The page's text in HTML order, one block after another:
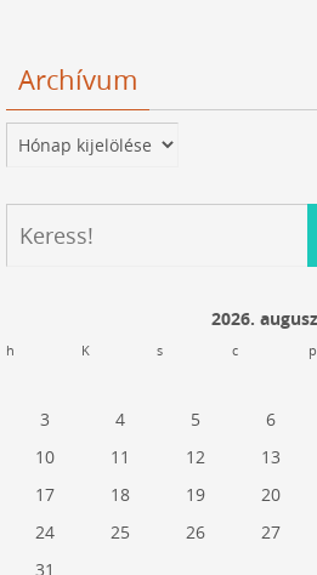
Archívum
Archívum
2026.
h K s c p
3
4 5 6
10
11 12 13
17
18 19 20
24
25 26 27
31